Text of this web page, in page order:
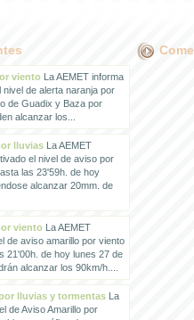
vientoLa AEMET informa
de alerta naranja por
de Guadix y Baza por
alcanzar los...
lluviasLa AEMET
el nivel de aviso por
las 23'59h. de hoy
alcanzar 20mm. de
vientoLa AEMET
de aviso amarillo por viento
21'00h. de hoy lunes 27 de
alcanzar los 90km/h....
lluvias y tormentasLa
de Aviso Amarillo por